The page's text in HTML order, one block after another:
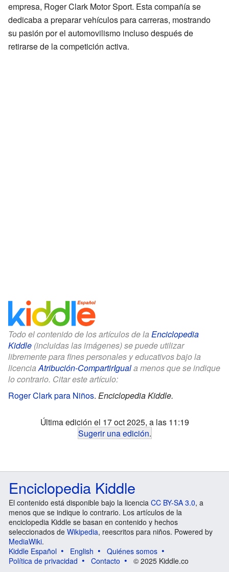
empresa, Roger Clark Motor Sport. Esta compañía se
dedicaba a preparar vehículos para carreras, mostrando
su pasión por el automovilismo incluso después de
retirarse de la competición activa.
Todo el contenido de los artículos de la Enciclopedia
Kiddle (incluidas las imágenes) se puede utilizar
libremente para fines personales y educativos bajo la
licenciaAtribución-CompartirIguala menos que se indique
lo contrario. Citar este artículo:
Roger Clark para Niños. Enciclopedia Kiddle.
Última edición el 17 oct 2025, a las 11:19
Sugerir una edición.
Enciclopedia Kiddle
El contenido está disponible bajo la licencia CC BY-SA 3.0, a
menos que se indique lo contrario. Los artículos de la
enciclopedia Kiddle se basan en contenido y hechos
seleccionados de Wikipedia, reescritos para niños. Powered by
MediaWiki.
Kiddle Español
English
Quiénes somos
Política de privacidad
Contacto © 2025 Kiddle.co